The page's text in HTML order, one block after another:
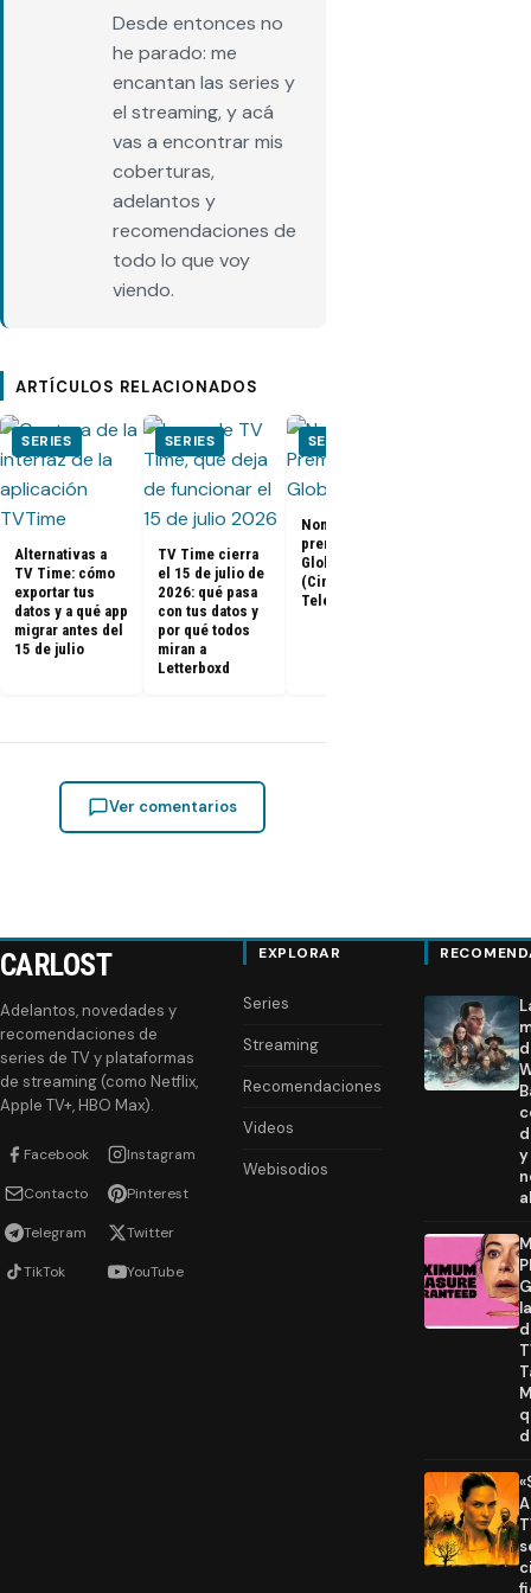
Desde entonces no
he parado: me
encantan las series y
el streaming, y acá
vas a encontrar mis
coberturas,
adelantos y
recomendaciones de
todo lo que voy
viendo.
ARTÍCULOS RELACIONADOS
SERIES
Alternativas a
TV Time: cómo
exportar tus
datos y a qué app
migrar antes del
15 de julio
SERIES
TV Time cierra
el 15 de julio de
2026: qué pasa
con tus datos y
por qué todos
miran a
Letterboxd
SERIES
Nominados a los
premios Golden
Globes 2025
(Cine y
Televisión)
Ver comentarios
CARLOST
Adelantos, novedades y
recomendaciones de
series de TV y plataformas
de streaming (como Netflix,
Apple TV+, HBO Max).
Facebook Instagram
Contacto Pinterest
Telegram Twitter
TikTok YouTube
EXPLORAR
Series
Streaming
Recomendaciones
Videos
Webisodios
y